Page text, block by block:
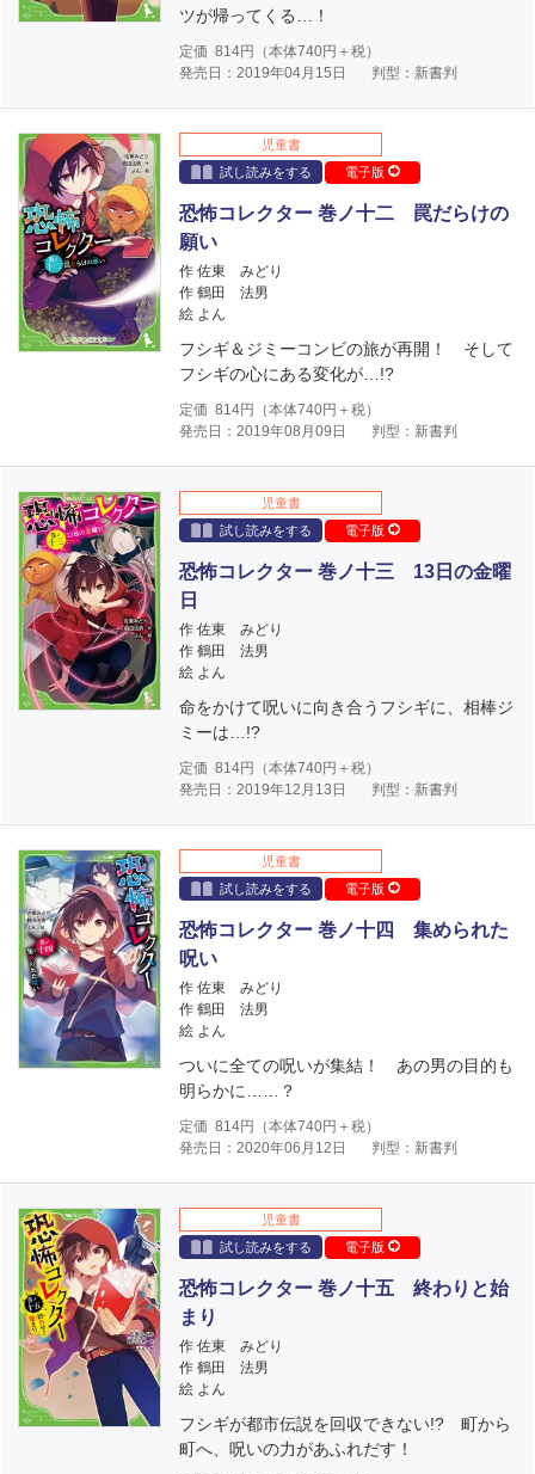
ツが帰ってくる…！
定価 814円（本体740円＋税）
発売日：2019年04月15日
判型：新書判
児童書
試し読みをする
電子版
恐怖コレクター 巻ノ十二 罠だらけの
願い
作 佐東 みどり
作 鶴田 法男
絵 よん
フシギ＆ジミーコンビの旅が再開！ そして
フシギの心にある変化が…!?
定価 814円（本体740円＋税）
発売日：2019年08月09日
判型：新書判
児童書
試し読みをする
電子版
恐怖コレクター 巻ノ十三 13日の金曜
日
作 佐東 みどり
作 鶴田 法男
絵 よん
命をかけて呪いに向き合うフシギに、相棒ジ
ミーは…!?
定価 814円（本体740円＋税）
発売日：2019年12月13日
判型：新書判
児童書
試し読みをする
電子版
恐怖コレクター 巻ノ十四 集められた
呪い
作 佐東 みどり
作 鶴田 法男
絵 よん
ついに全ての呪いが集結！ あの男の目的も
明らかに……？
定価 814円（本体740円＋税）
発売日：2020年06月12日
判型：新書判
児童書
試し読みをする
電子版
恐怖コレクター 巻ノ十五 終わりと始
まり
作 佐東 みどり
作 鶴田 法男
絵 よん
フシギが都市伝説を回収できない!? 町から
町へ、呪いの力があふれだす！